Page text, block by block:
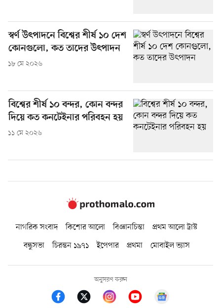
স্বর্ণ উৎপাদনে বিশ্বের শীর্ষ ১০ দেশ
কোনগুলো, কত তাদের উৎপাদন
১৮ মে ২০২৬
বিশ্বের শীর্ষ ১০ বন্দর, কোন বন্দর
দিয়ে কত কনটেইনার পরিবহন হয়
১১ মে ২০২৬
নাগরিক সংবাদ কিশোর আলো বিজ্ঞানচিন্তা
প্রথম আলো ট্রাস্ট
বন্ধুসভা
চিরন্তন ১৯৭১ ইপেপার প্রথমা মোবাইল ভ্যাস
অনুসরণ করুন